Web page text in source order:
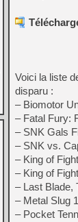
Voici la liste
disparu :
– Biomotor
– Fatal Fury:
– SNK Gals
– SNK vs.
– King of
– King of
– Last Blade,
– Metal Slug
– Pocket